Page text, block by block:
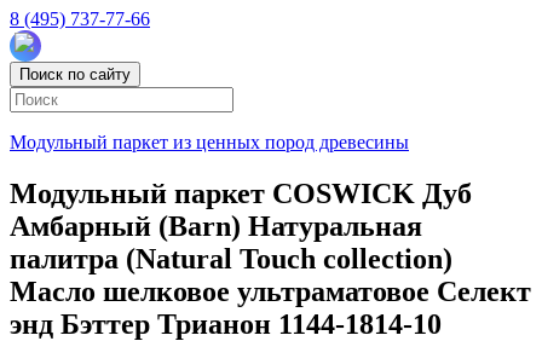
8 (495) 737-77-66
Поиск по сайту
Модульный паркет из ценных пород древесины
Модульный паркет COSWICK Дуб
Амбарный (Barn) Натуральная
палитра (Natural Touch collection)
Масло шелковое ультраматовое Селект
энд Бэттер Трианон 1144-1814-10